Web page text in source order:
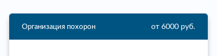
Организация похорон от 6000 руб.